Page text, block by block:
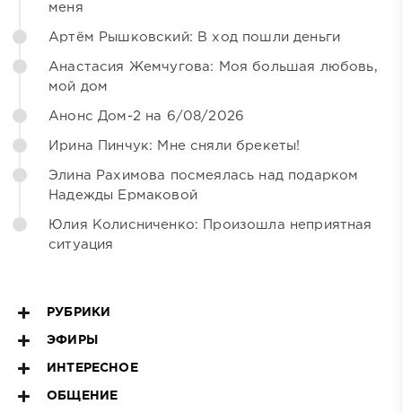
меня
Артём Рышковский: В ход пошли деньги
Анастасия Жемчугова: Моя большая любовь,
мой дом
Анонс Дом-2 на 6/08/2026
Ирина Пинчук: Мне сняли брекеты!
Элина Рахимова посмеялась над подарком
Надежды Ермаковой
Юлия Колисниченко: Произошла неприятная
ситуация
РУБРИКИ
ЭФИРЫ
ИНТЕРЕСНОЕ
ОБЩЕНИЕ